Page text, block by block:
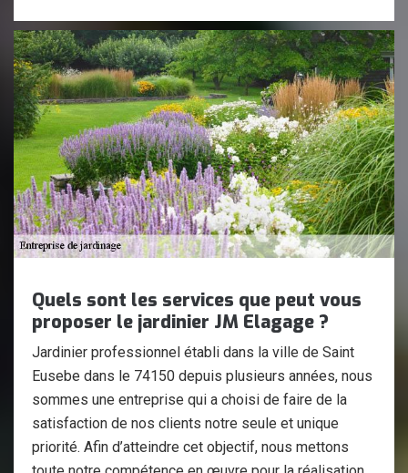
Quels sont les services que peut vous
proposer le jardinier JM Elagage ?
Jardinier professionnel établi dans la ville de Saint
Eusebe dans le 74150 depuis plusieurs années, nous
sommes une entreprise qui a choisi de faire de la
satisfaction de nos clients notre seule et unique
priorité. Afin d’atteindre cet objectif, nous mettons